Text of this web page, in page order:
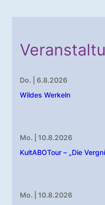
Do. | 6.8.2026
Wildes Werkeln
Mo. | 10.8.2026
KultABOTour – „Die
Mo. | 10.8.2026